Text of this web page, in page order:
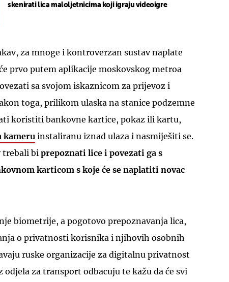
skenirati lica maloljetnicima koji igraju videoigre
za mnoge i kontroverzan sustav naplate
prvo putem aplikacije moskovskog metroa
sa svojom iskaznicom za prijevoz i
toga, prilikom ulaska na stanice podzemne
koristiti bankovne kartice, pokaz ili kartu,
kameru instaliranu iznad ulaza i nasmiješiti se.
trebali bi prepoznati lice i povezati ga s
karticom s koje će se naplatiti novac
biometrije, a pogotovo prepoznavanja lica,
o privatnosti korisnika i njihovih osobnih
ruske organizacije za digitalnu privatnost
za transport odbacuju te kažu da će svi